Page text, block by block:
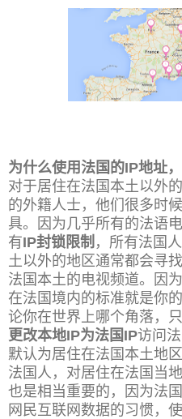
为什么使用法国的IP地址
对于居住在法国本土以外
的外籍人士，他们很多时
具。因为几乎所有的法语
有IP封锁限制 ，所有法国
土以外的地区通常都会寻
法国本土的电视频道。因
在法国境内的标准就是你的
论你在世界上哪个角落，
更改本地IP为法国IP访问法
默认为居住在法国本土地
法国人，对居住在法国当
也是相当重要的，因为法
网民互联网数据的习惯，